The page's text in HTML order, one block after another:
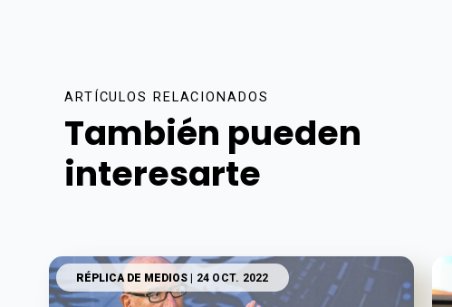
ARTÍCULOS RELACIONADOS
También pueden
interesarte
RÉPLICA DE MEDIOS | 24 OCT. 2022